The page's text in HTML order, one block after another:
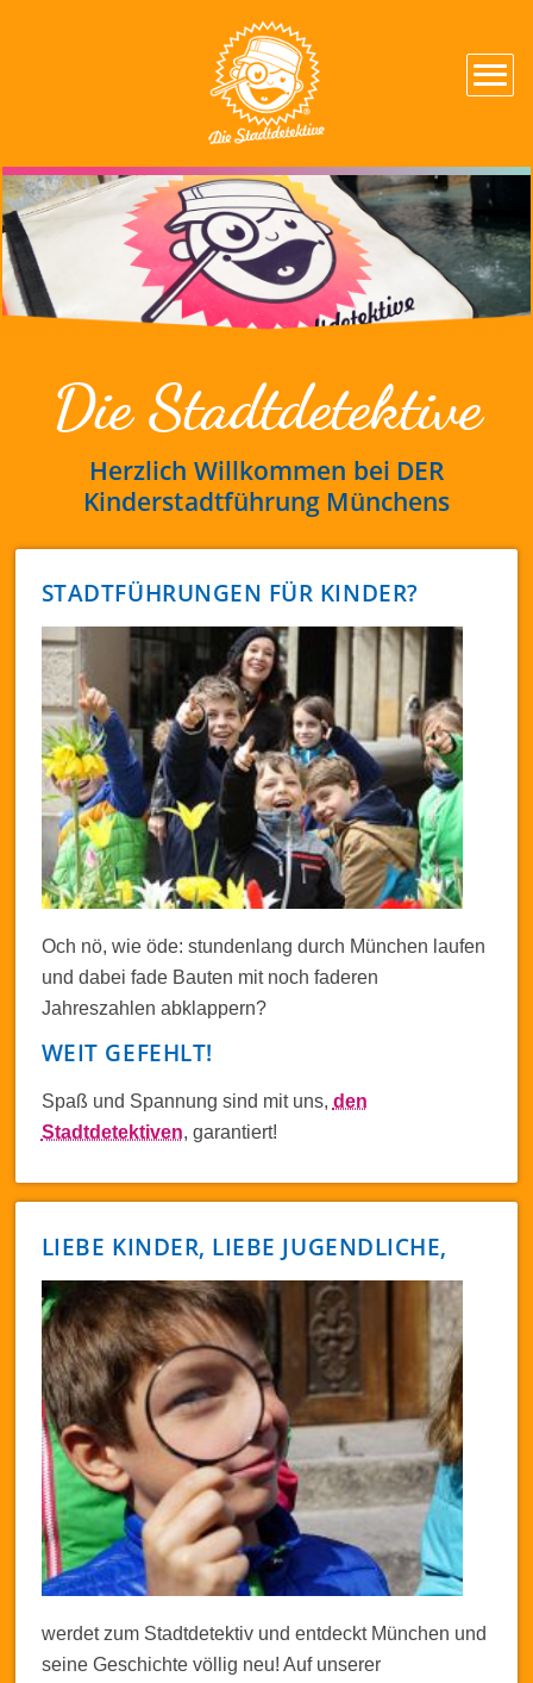
Die Stadtdetektive
Herzlich Willkommen bei DER
Kinderstadtführung Münchens
STADTFÜHRUNGEN FÜR KINDER?
Och nö, wie öde: stundenlang durch München laufen
und dabei fade Bauten mit noch faderen
Jahreszahlen abklappern?
WEIT GEFEHLT!
Spaß und Spannung sind mit uns, den
Stadtdetektiven, garantiert!
LIEBE KINDER, LIEBE JUGENDLICHE,
werdet zum Stadtdetektiv und entdeckt München und
seine Geschichte völlig neu! Auf unserer